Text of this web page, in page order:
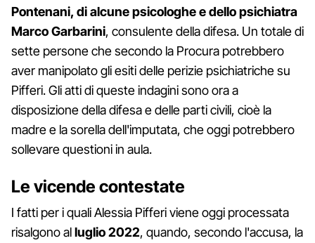
Pontenani, di alcune psicologhe e dello psichiatra
Marco Garbarini, consulente della difesa. Un totale di
sette persone che secondo la Procura potrebbero
aver manipolato gli esiti delle perizie psichiatriche su
Pifferi. Gli atti di queste indagini sono ora a
disposizione della difesa e delle parti civili, cioè la
madre e la sorella dell'imputata, che oggi potrebbero
sollevare questioni in aula.
Le vicende contestate
I fatti per i quali Alessia Pifferi viene oggi processata
risalgono alluglio 2022, quando, secondo l'accusa, la